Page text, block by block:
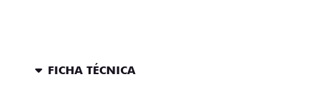
FICHA TÉCNICA